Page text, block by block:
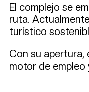
El complejo se
ruta.
turístico
Con su apertura,
motor de